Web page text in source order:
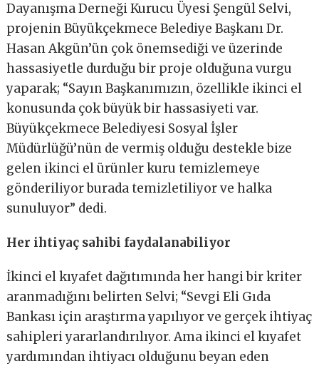
Dayanışma Derneği Kurucu Üyesi Şengül Selvi,
projenin Büyükçekmece Belediye Başkanı Dr.
Hasan Akgün’ün çok önemsediği ve üzerinde
hassasiyetle durduğu bir proje olduğuna vurgu
yaparak; “Sayın Başkanımızın, özellikle ikinci el
konusunda çok büyük bir hassasiyeti var.
Büyükçekmece Belediyesi Sosyal İşler
Müdürlüğü’nün de vermiş olduğu destekle bize
gelen ikinci el ürünler kuru temizlemeye
gönderiliyor burada temizletiliyor ve halka
sunuluyor” dedi.
Her ihtiyaç sahibi faydalanabiliyor
İkinci el kıyafet dağıtımında her hangi bir kriter
aranmadığını belirten Selvi; “Sevgi Eli Gıda
Bankası için araştırma yapılıyor ve gerçek ihtiyaç
sahipleri yararlandırılıyor. Ama ikinci el kıyafet
yardımından ihtiyacı olduğunu beyan eden